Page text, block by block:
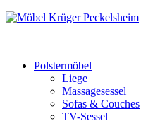
Polstermöbel
Liege
Massagesessel
Sofas & Couches
TV-Sessel